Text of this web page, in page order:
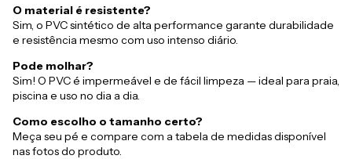
O material é resistente?
Sim, o PVC sintético de alta performance garante durabilidade
e resistência mesmo com uso intenso diário.
Pode molhar?
Sim! O PVC é impermeável e de fácil limpeza — ideal para praia,
piscina e uso no dia a dia.
Como escolho o tamanho certo?
Meça seu pé e compare com a tabela de medidas disponível
nas fotos do produto.